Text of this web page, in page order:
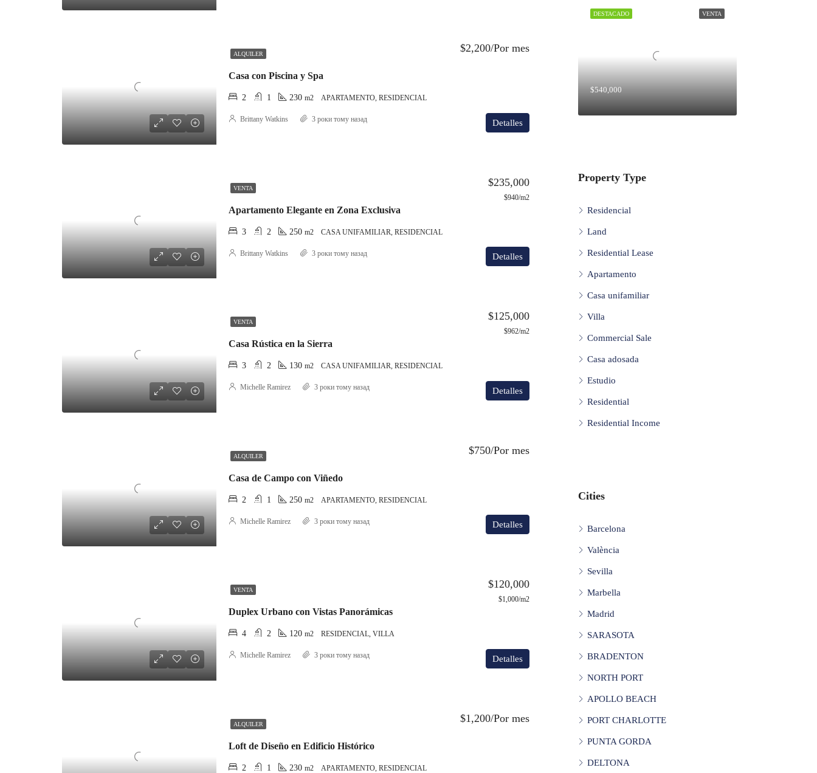
ALQUILER
Casa con Piscina y Spa
$2,200/Por mes
2 1 230 m2 APARTAMENTO, RESIDENCIAL
Detalles
Brittany Watkins 3 роки тому назад
VENTA
Apartamento Elegante en Zona Exclusiva
$235,000
$940/m2
3 2 250 m2 CASA UNIFAMILIAR, RESIDENCIAL
Detalles
Brittany Watkins 3 роки тому назад
VENTA
Casa Rústica en la Sierra
$125,000
$962/m2
3 2 130 m2 CASA UNIFAMILIAR, RESIDENCIAL
Detalles
Michelle Ramirez 3 роки тому назад
ALQUILER
Casa de Campo con Viñedo
$750/Por mes
2 1 250 m2 APARTAMENTO, RESIDENCIAL
Detalles
Michelle Ramirez 3 роки тому назад
VENTA
Duplex Urbano con Vistas Panorámicas
$120,000
$1,000/m2
4 2 120 m2 RESIDENCIAL, VILLA
Detalles
Michelle Ramirez 3 роки тому назад
ALQUILER
Loft de Diseño en Edificio Histórico
$1,200/Por mes
2 1 230 m2 APARTAMENTO, RESIDENCIAL
VENTA
DESTACADO
$540,000
Property Type
Residencial
Land
Residential Lease
Apartamento
Casa unifamiliar
Villa
Commercial Sale
Casa adosada
Estudio
Residential
Residential Income
Cities
Barcelona
València
Sevilla
Marbella
Madrid
SARASOTA
BRADENTON
NORTH PORT
APOLLO BEACH
PORT CHARLOTTE
PUNTA GORDA
DELTONA